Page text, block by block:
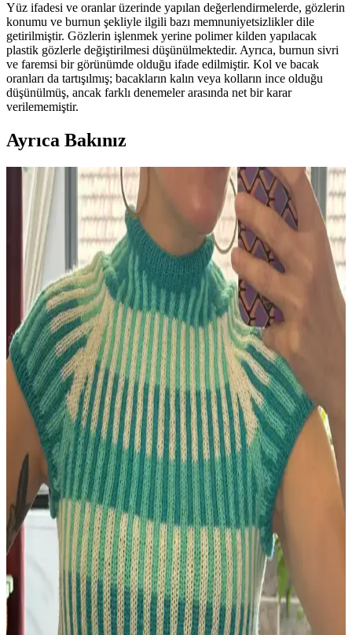
Yüz ifadesi ve oranlar üzerinde yapılan değerlendirmelerde, gözlerin
konumu ve burnun şekliyle ilgili bazı memnuniyetsizlikler dile
getirilmiştir. Gözlerin işlenmek yerine polimer kilden yapılacak
plastik gözlerle değiştirilmesi düşünülmektedir. Ayrıca, burnun sivri
ve faremsi bir görünümde olduğu ifade edilmiştir. Kol ve bacak
oranları da tartışılmış; bacakların kalın veya kolların ince olduğu
düşünülmüş, ancak farklı denemeler arasında net bir karar
verilememiştir.
Ayrıca Bakınız
Berry Baby Hat: Yeni Doğan Bebekler İçin Orta
Seviye Örgü Şapka Modeli ve Teknik Detayları
Berry Baby Hat, yeni doğan bebekler için Michele Sabatier
tarafından tasarlanmış, orta seviye zorlukta, rahat ve estetik bir örgü
şapka modelidir. Kenar kıvrımı bebeğin konforunu artırır.
HipKnitShop Lemon Cardigan Boyutlandırma
Yöntemleri ve Alternatif Tasarım Önerileri
HipKnitShop Lemon Cardigan modeli, farklı şiş kalınlıklarıyla
beden uyarlaması yapıyor. Bu yöntem kumaş tutarlılığını ve yapısal
bütünlüğü etkileyebilir. Alternatif desen ve model önerileri
sunuluyor.
Örgüyle Evliliğin Derin Bağları: İpliklerin Günlük
Hayattaki Rolü ve Anlamı
Örgüyle evli çiftlerin hayatında iplikler, sadece hobi değil; evde izler
bırakan, sessiz iletişim sağlayan ve kültürel anlamlar taşıyan önemli
bağlardır. Bu yazı, örgü ipliklerinin evlilikteki rolünü inceliyor.
Bernat Softee Baby Cotton ile Leaf and Lace Set
Deseniyle Küçük Kazak ve Battaniye Örgüsü
Bernat Softee baby cotton ipliğiyle örülen Leaf and Lace Set deseni,
boyundan başlayarak minimal dikişle küçük kazak ve battaniye
yapımını kolaylaştırıyor. İplik artıkları da değerlendirilerek
sürdürülebilir bir örgü sunuyor.